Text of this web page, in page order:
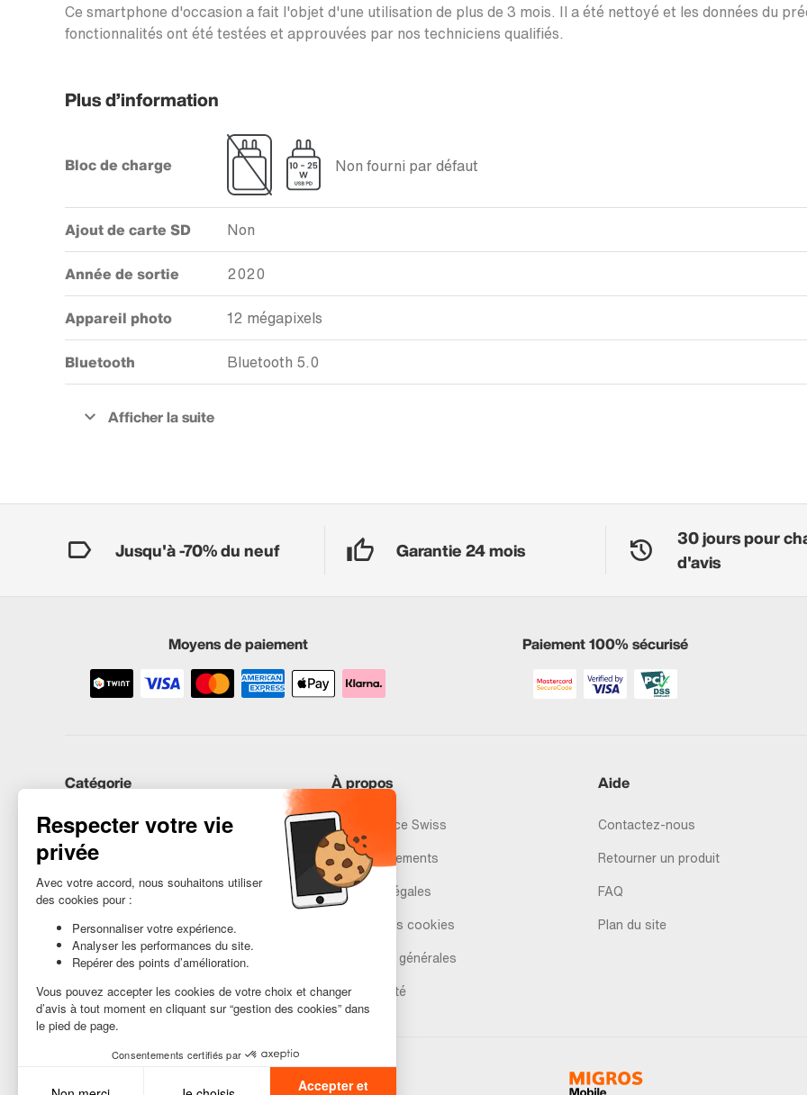
Ce smartphone d'occasion a fait l'objet d'une utilisation de plus de 3 mois. Il a été nettoyé et les données du
fonctionnalités ont été testées et approuvées par nos techniciens qualifiés.
Plus d’information
Bloc de charge Non fourni par défaut
Ajout de carte SD Non
Année de sortie 2020
Appareil photo 12 mégapixels
Bluetooth Bluetooth 5.0
Jusqu'à -70% du neuf Garantie 24 mois
30 jours pour
d'avis
Moyens de paiement Paiement 100% sécurisé
Catégorie
iPhones
Samsung
Huawei
Besoin d’aide ?
À propos
Recommerce Swiss
Nos engagements
Mentions légales
Gestion des cookies
Conditions générales
Accessibilité
Aide
Contactez-nous
Retourner un produit
FAQ
Plan du site